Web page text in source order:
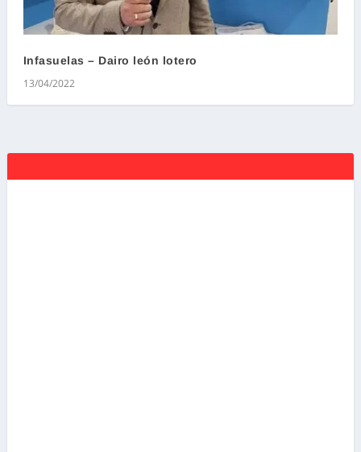
Infasuelas – Dairo león lotero
13/04/2022